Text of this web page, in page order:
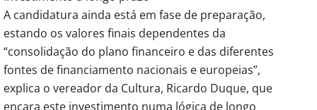
A candidatura ainda está em fase de preparação,
estando os valores finais dependentes da
“consolidação do plano financeiro e das diferentes
fontes de financiamento nacionais e europeias”,
explica o vereador da Cultura, Ricardo Duque, que
encara este investimento numa lógica de longo